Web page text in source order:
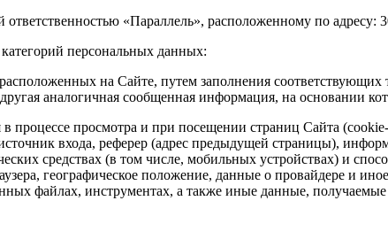
«Параллель», расположенному по
персональных данных:
на Сайте, путем заполнения
аналогичная сообщенная информация, на основании
процессе просмотра и при посещении страниц Сайта
входа, реферер (адрес предыдущей страницы),
средствах (в том числе, мобильных устройствах) и
географическое положение, данные о провайдере и
файлах, инструментах, а также иные данные,